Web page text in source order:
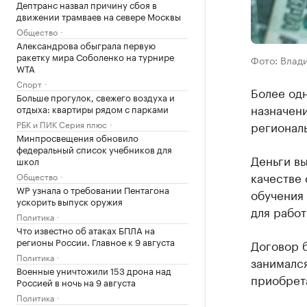
Дептранс назвал причину сбоя в
движении трамваев на севере Москвы
Общество
Александрова обыграла первую
ракетку мира Соболенко на турнире
WTA
Спорт
Больше прогулок, свежего воздуха и
отдыха: квартиры рядом с парками
РБК и ПИК Серия плюс
Минпросвещения обновило
федеральный список учебников для
школ
Общество
WP узнала о требовании Пентагона
ускорить выпуск оружия
Политика
Что известно об атаках БПЛА на
регионы России. Главное к 9 августа
Политика
Военные уничтожили 153 дрона над
Россией в ночь на 9 августа
Политика
Фото:
Более
Деньги
для
Договор